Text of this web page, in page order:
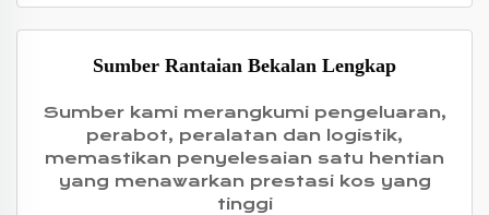
Sumber Rantaian Bekalan Lengkap
Sumber kami merangkumi pengeluaran,
perabot, peralatan dan logistik,
memastikan penyelesaian satu hentian
yang menawarkan prestasi kos yang
tinggi